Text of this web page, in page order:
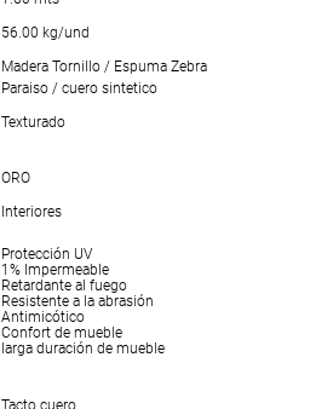
56.00 kg/und
Madera Tornillo / Espuma Zebra
Paraiso / cuero sintetico
Texturado
ORO
Interiores
Protección UV
1% Impermeable
Retardante al fuego
Resistente a la abrasión
Antimicótico
Confort de mueble
larga duración de mueble
Tacto cuero